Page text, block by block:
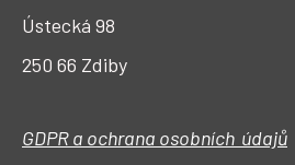
Ústecká 98
250 66 Zdiby
GDPR a ochrana osobních údajů